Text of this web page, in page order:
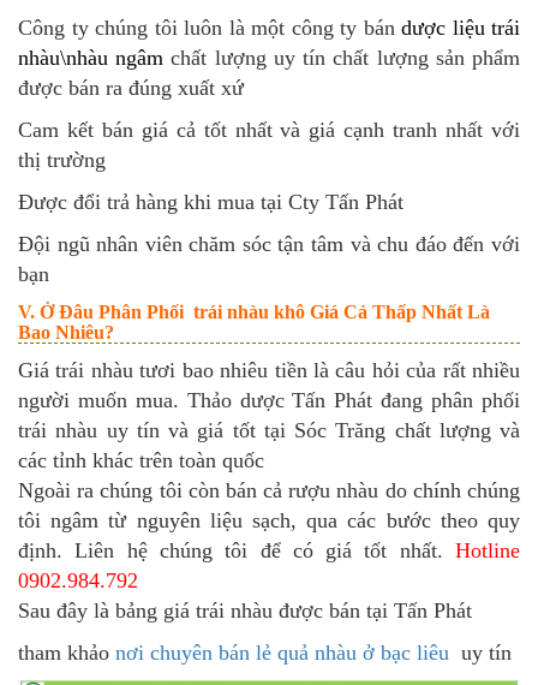
Công ty chúng tôi luôn là một công ty bán dược liệu trái
nhàu\nhàu ngâm chất lượng uy tín chất lượng sản phẩm
được bán ra đúng xuất xứ
Cam kết bán giá cả tốt nhất và giá cạnh tranh nhất với
thị trường
Được đổi trả hàng khi mua tại Cty Tấn Phát
Đội ngũ nhân viên chăm sóc tận tâm và chu đáo đến với
bạn
V. Ở Đâu Phân Phối trái nhàu khô Giá Cả Thấp Nhất Là
Bao Nhiêu?
Giá trái nhàu tươi bao nhiêu tiền là câu hỏi của rất nhiều
người muốn mua. Thảo dược Tấn Phát đang phân phối
trái nhàu uy tín và giá tốt tại Sóc Trăng chất lượng và
các tỉnh khác trên toàn quốc
Ngoài ra chúng tôi còn bán cả rượu nhàu do chính chúng
tôi ngâm từ nguyên liệu sạch, qua các bước theo quy
định. Liên hệ chúng tôi để có giá tốt nhất. Hotline
0902.984.792
Sau đây là bảng giá trái nhàu được bán tại Tấn Phát
tham khảo nơi chuyên bán lẻ quả nhàu ở bạc liêu uy tín